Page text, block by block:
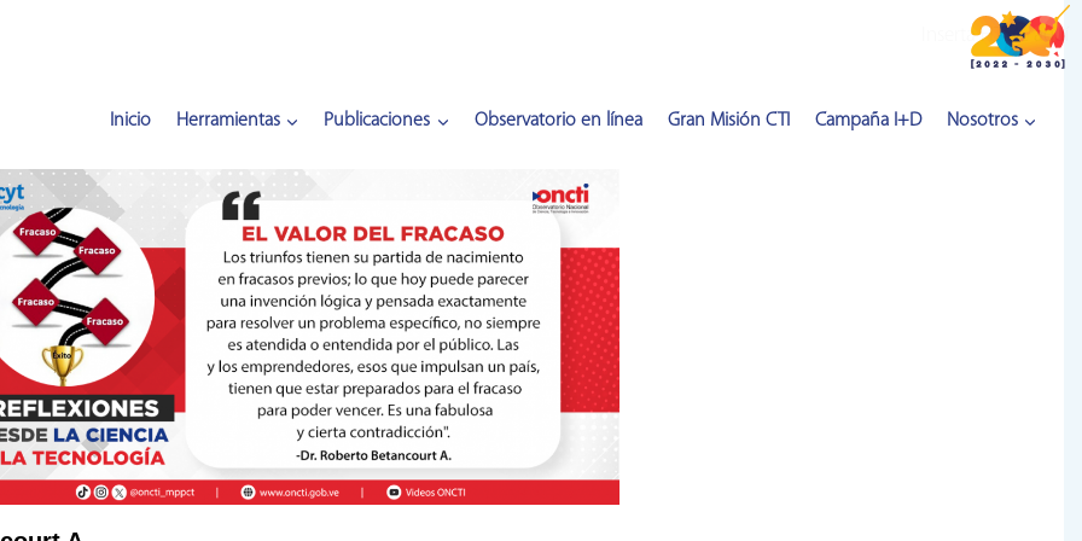
Inserta HTML aquí
Inicio Herramientas Publicaciones Observatorio en línea Gran Misión CTI Campaña I+D Nosotros